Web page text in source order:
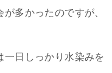
多かったのですが、
一日しっかり水染みを